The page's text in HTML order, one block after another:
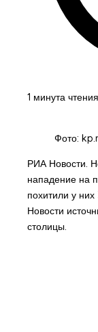
1 минута чтения
Фото:
РИА Новости.
нападение на
похитили у
Новости
столицы.